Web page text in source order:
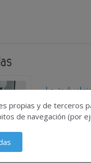
La
híbridos y
propias y de terceros
de navegación (por